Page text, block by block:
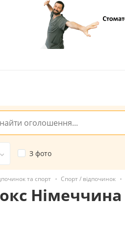
З фото
та спорт Спорт / відпочинок
Німеччина